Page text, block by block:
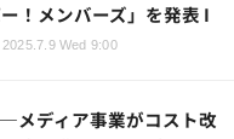
！メンバーズ」を発表 I
2025.7.9 Wed 9:00
メディア事業がコスト改